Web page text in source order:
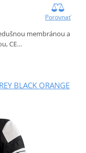
Porovnať
membránou a
CE…
BLACK ORANGE